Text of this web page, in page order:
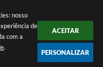
nosso
de
com a
.
ACEITAR
PERSONALIZAR